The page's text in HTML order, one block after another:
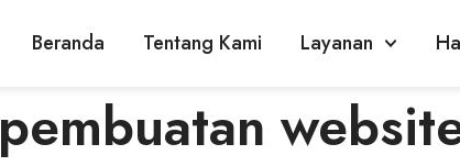
Beranda Tentang Kami Layanan
pembuatan